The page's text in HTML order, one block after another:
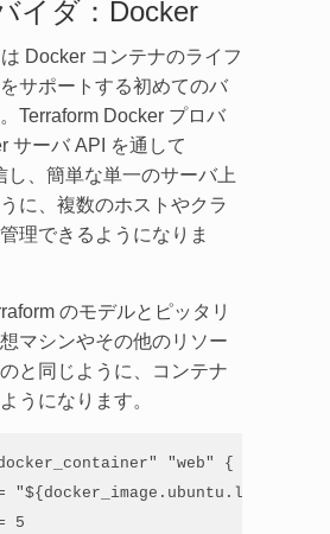
イダ：Docker
Docker コンテナのライフ
サポートする初めてのバ
Terraform Docker プロバ
サーバ API を通して
し、簡単な単一のサーバ上
に、複数のホストやクラ
理できるようになりま
のモデルとピッタリ
マシンやその他のリソー
と同じように、コンテナ
うになります。
"web" {
5